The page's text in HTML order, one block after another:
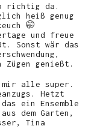
richtig da.
heiß genug
🤭
und freue
Sonst wär das
Zügen genießt.
alle super.
Hetzt
ein Ensemble
dem Garten,
Tina